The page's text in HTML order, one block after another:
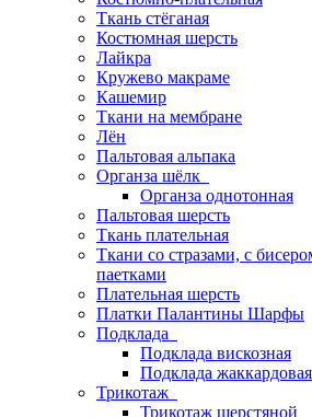
Ткань стёганая
Костюмная шерсть
Лайкра
Кружево макраме
Кашемир
Ткани на мембране
Лён
Пальтовая альпака
Органза шёлк
Органза однотонная
Пальтовая шерсть
Ткань плательная
Ткани со стразами, с
паетками
Плательная шерсть
Платки Палантины Шарфы
Подклада
Подклада вискозная
Подклада жаккардовая
Трикотаж
Трикотаж шерстяной